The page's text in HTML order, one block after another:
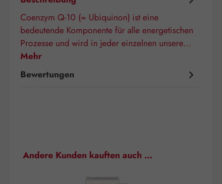
Coenzym Q-10 (= Ubiquinon) ist eine
bedeutende Komponente für alle energetischen
Prozesse und wird in jeder einzelnen unsere…
Mehr
Bewertungen
Produktgalerie überspringen
Andere Kunden kauften auch …